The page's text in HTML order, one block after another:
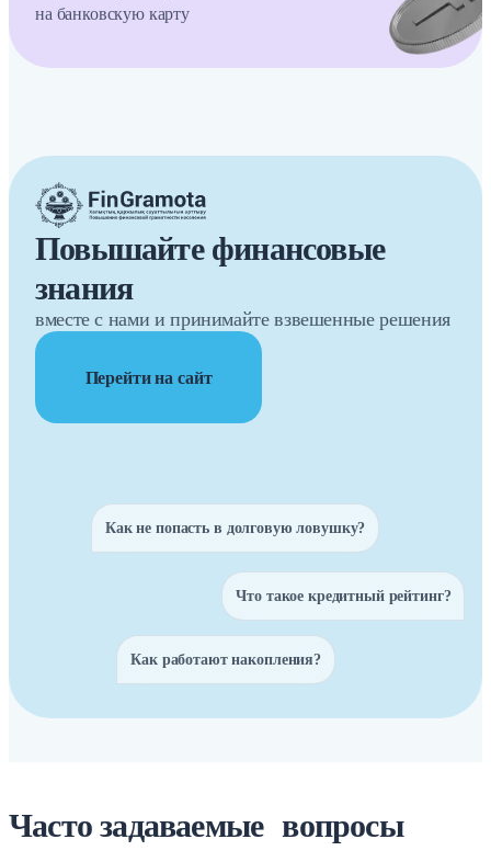
на банковскую карту
Повышайте финансовые
знания
вместе с нами и принимайте взвешенные решения
Перейти на сайт
Как не попасть в долговую ловушку?
Что такое кредитный рейтинг?
Как работают накопления?
Часто задаваемые вопросы